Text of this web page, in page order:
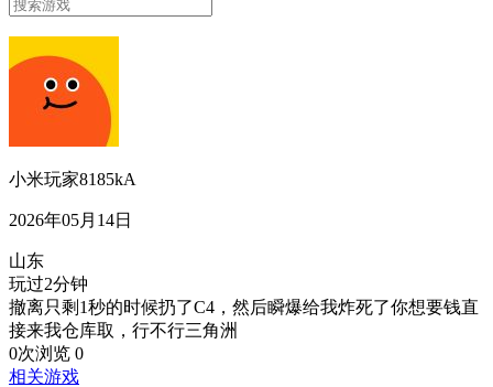
小米玩家8185kA
2026年05月14日
山东
玩过2分钟
撤离只剩1秒的时候扔了C4，然后瞬爆给我炸死了你想要钱直
接来我仓库取，行不行三角洲
0次浏览 0
相关游戏